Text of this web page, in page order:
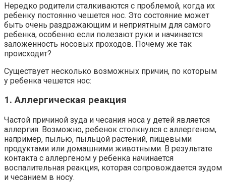
Нередко родители сталкиваются с проблемой, когда их
ребенку постоянно чешется нос. Это состояние может
быть очень раздражающим и неприятным для самого
ребенка, особенно если полезают руки и начинается
заложенность носовых проходов. Почему же так
происходит?
Существует несколько возможных причин, по которым
у ребенка чешется нос:
1. Аллергическая реакция
Частой причиной зуда и чесания носа у детей является
аллергия. Возможно, ребенок столкнулся с аллергеном,
например, пылью, пыльцой растений, пищевыми
продуктами или домашними животными. В результате
контакта с аллергеном у ребенка начинается
воспалительная реакция, которая сопровождается зудом
и чесанием в носу.